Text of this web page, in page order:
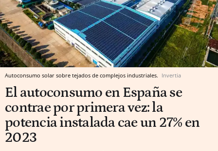
Autoconsumo solar sobre tejados de complejos industriales. Invertia
El autoconsumo en España se
contrae por primera vez: la
potencia instalada cae un 27% en
2023